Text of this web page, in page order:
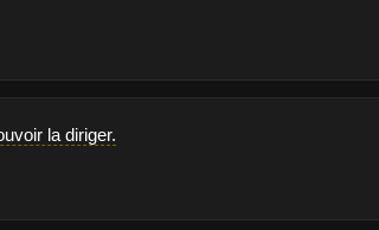
la diriger.